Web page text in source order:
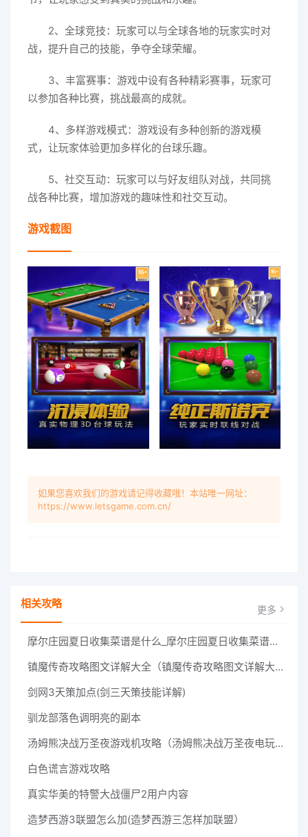
2、全球竞技：玩家可以与全球各地的玩家实时对
战，提升自己的技能，争夺全球荣耀。
3、丰富赛事：游戏中设有各种精彩赛事，玩家可
以参加各种比赛，挑战最高的成就。
4、多样游戏模式：游戏设有多种创新的游戏模
式，让玩家体验更加多样化的台球乐趣。
5、社交互动：玩家可以与好友组队对战，共同挑
战各种比赛，增加游戏的趣味性和社交互动。
游戏截图
如果您喜欢我们的游戏请记得收藏哦！本站唯一网址：
https://www.letsgame.com.cn/
相关攻略 更多
摩尔庄园夏日收集菜谱是什么_摩尔庄园夏日收集菜谱介绍
镇魔传奇攻略图文详解大全（镇魔传奇攻略图文详解大全最新）
剑网3天策加点(剑三天策技能详解)
驯龙部落色调明亮的副本
汤姆熊决战万圣夜游戏机攻略（汤姆熊决战万圣夜电玩技巧）
白色谎言游戏攻略
真实华美的特警大战僵尸2用户内容
造梦西游3联盟怎么加(造梦西游三怎样加联盟）